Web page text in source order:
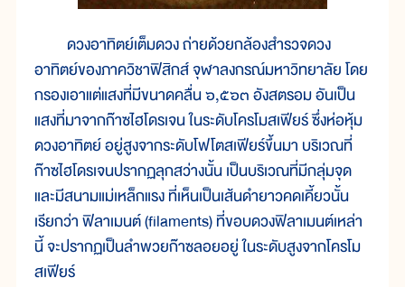
ดวงอาทิตย์เต็มดวง ถ่ายด้วยกล้องสำรวจดวง
อาทิตย์ของภาควิชาฟิสิกส์ จุฬาลงกรณ์มหาวิทยาลัย โดย
กรองเอาแต่แสงที่มีขนาดคลื่น ๖,๕๖๓ อังสตรอม อันเป็น
แสงที่มาจากก๊าซไฮโดรเจน ในระดับโครโมสเฟียร์ ซึ่งห่อหุ้ม
ดวงอาทิตย์ อยู่สูงจากระดับโฟโตสเฟียร์ขึ้นมา บริเวณที่
ก๊าซไฮโดรเจนปรากฏลุกสว่างนั้น เป็นบริเวณที่มีกลุ่มจุด
และมีสนามแม่เหล็กแรง ที่เห็นเป็นเส้นดำยาวคดเคี้ยวนั้น
เรียกว่า ฟิลาเมนต์ (filaments) ที่ขอบดวงฟิลาเมนต์เหล่า
นี้ จะปรากฏเป็นลำพวยก๊าซลอยอยู่ ในระดับสูงจากโครโม
สเฟียร์